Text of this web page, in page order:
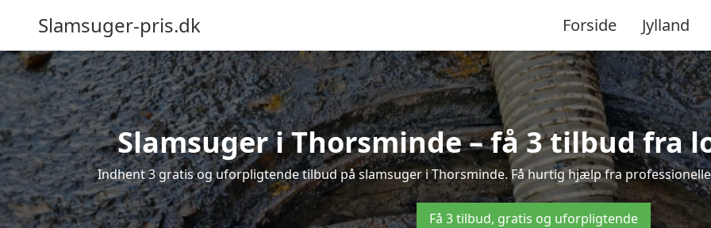
Slamsuger-pris.dk Forside Jylland
Slamsuger i Thorsminde – få 3 tilbud fra
Indhent 3 gratis og uforpligtende tilbud på slamsuger i Thorsminde. Få hurtig hjælp fra
Få 3 tilbud, gratis og uforpligtende